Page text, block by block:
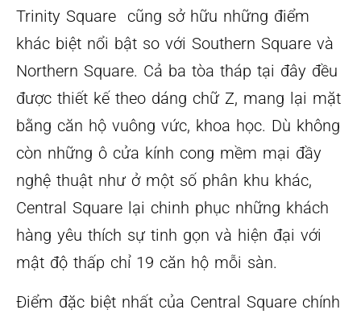
Trinity Square cũng sở hữu những điểm
khác biệt nổi bật so với Southern Square và
Northern Square. Cả ba tòa tháp tại đây đều
được thiết kế theo dáng chữ Z, mang lại mặt
bằng căn hộ vuông vức, khoa học. Dù không
còn những ô cửa kính cong mềm mại đầy
nghệ thuật như ở một số phân khu khác,
Central Square lại chinh phục những khách
hàng yêu thích sự tinh gọn và hiện đại với
mật độ thấp chỉ 19 căn hộ mỗi sàn.
Điểm đặc biệt nhất của Central Square chính